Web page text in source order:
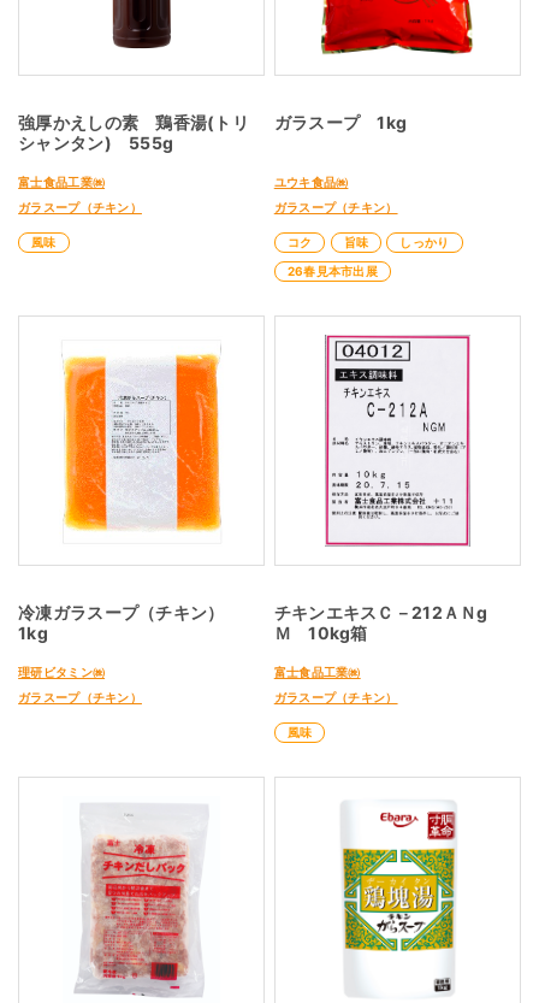
強厚かえしの素 鶏香湯(トリ
シャンタン) 555g
富士食品工業㈱
ガラスープ（チキン）
風味
ガラスープ 1kg
ユウキ食品㈱
ガラスープ（チキン）
コク 旨味
しっかり
26春見本市出展
冷凍ガラスープ（チキン）
1kg
理研ビタミン㈱
ガラスープ（チキン）
チキンエキスＣ－212ＡＮg
Ｍ 10kg箱
富士食品工業㈱
ガラスープ（チキン）
風味